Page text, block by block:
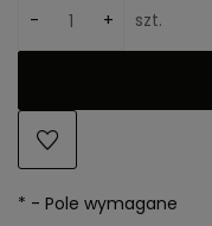
- + szt.
* - Pole wymagane